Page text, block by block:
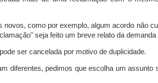
novos, como por exemplo, algum acordo não
seja feito um breve relato da
ser cancelada por motivo de duplicidade.
diferentes, pedimos que escolha um